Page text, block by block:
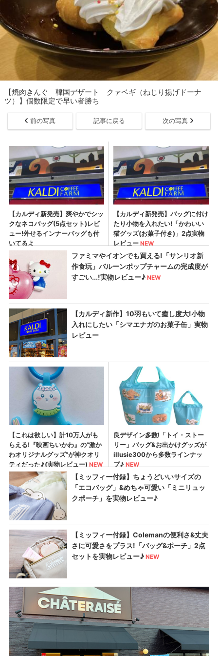
【焼肉きんぐ 韓国デザート クァベギ（ねじり揚げドーナ
ツ）】個数限定で早い者勝ち
前の写真 記事に戻る 次の写真